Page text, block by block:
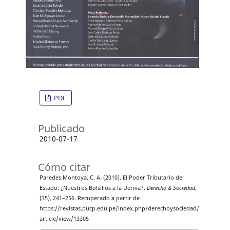
PDF
Publicado
2010-07-17
Cómo citar
Paredes Montoya, C. A. (2010). El Poder Tributario del
Estado: ¿Nuestros Bolsillos a la Deriva?. Derecho & Sociedad,
(35), 241–256. Recuperado a partir de
https://revistas.pucp.edu.pe/index.php/derechoysociedad/
article/view/13305